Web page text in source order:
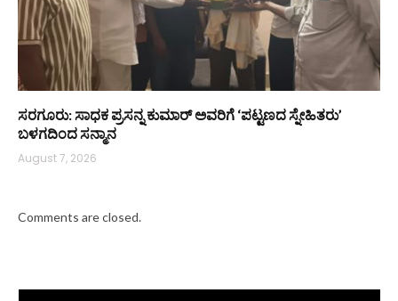
ಸರಗೂರು: ಸಾಧಕ ಪ್ರಸನ್ನ ಕುಮಾರ್ ಅವರಿಗೆ ‘ಪಟ್ಟಣದ ಸ್ನೇಹಿತರು’
ಬಳಗದಿಂದ ಸನ್ಮಾನ
August 7, 2026
Comments are closed.